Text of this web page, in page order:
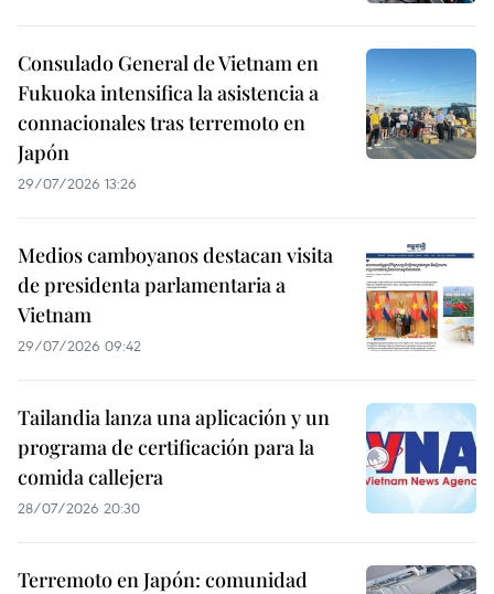
Consulado General de Vietnam en
Fukuoka intensifica la asistencia a
connacionales tras terremoto en
Japón
29/07/2026 13:26
Medios camboyanos destacan visita
de presidenta parlamentaria a
Vietnam
29/07/2026 09:42
Tailandia lanza una aplicación y un
programa de certificación para la
comida callejera
28/07/2026 20:30
Terremoto en Japón: comunidad